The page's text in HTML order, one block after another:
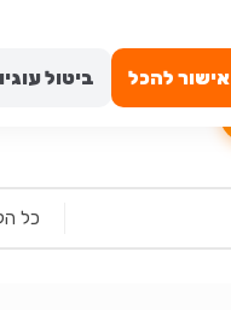
אישור להכל ביטול
שאלון לבקשת